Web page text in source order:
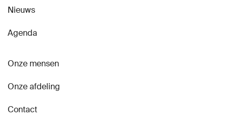
Nieuws
Agenda
Onze mensen
Onze afdeling
Contact